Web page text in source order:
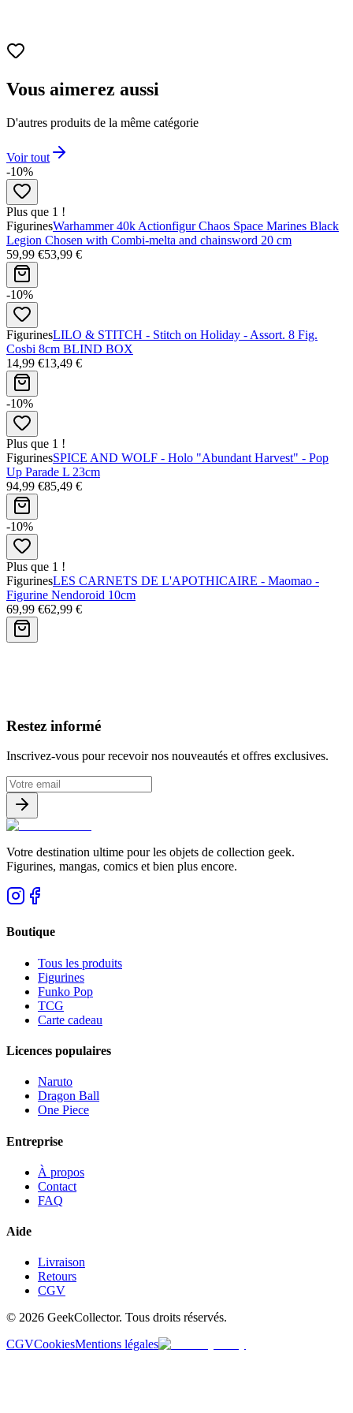
Vous aimerez aussi
D'autres produits de la même catégorie
Voir tout
-10%
Plus que 1 !
FigurinesWarhammer 40k Actionfigur Chaos Space Marines Black
Legion Chosen with Combi-melta and chainsword 20 cm
59,99 €53,99 €
-10%
FigurinesLILO & STITCH - Stitch on Holiday - Assort. 8 Fig.
Cosbi 8cm BLIND BOX
14,99 €13,49 €
-10%
Plus que 1 !
FigurinesSPICE AND WOLF - Holo "Abundant Harvest" - Pop
Up Parade L 23cm
94,99 €85,49 €
-10%
Plus que 1 !
FigurinesLES CARNETS DE L'APOTHICAIRE - Maomao -
Figurine Nendoroid 10cm
69,99 €62,99 €
Restez informé
Inscrivez-vous pour recevoir nos nouveautés et offres exclusives.
Votre destination ultime pour les objets de collection geek.
Figurines, mangas, comics et bien plus encore.
Boutique
Tous les produits
Figurines
Funko Pop
TCG
Carte cadeau
Licences populaires
Naruto
Dragon Ball
One Piece
Entreprise
À propos
Contact
FAQ
Aide
Livraison
Retours
CGV
© 2026 GeekCollector. Tous droits réservés.
CGVCookiesMentions légales